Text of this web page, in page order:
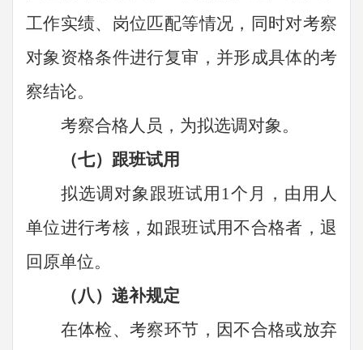
工作实绩、岗位匹配等情况，同时对考察
对象资格条件进行复审，并形成具体的考
察结论。
考察合格人员 ，为拟选调对象。
（七） 跟班试用
拟选调对象跟班试用 1个月，由用人
单位进行考核，如跟班试用不合格者，退
回原单位。
（八） 递补规定
在体检、考察环节，因不合格或放弃